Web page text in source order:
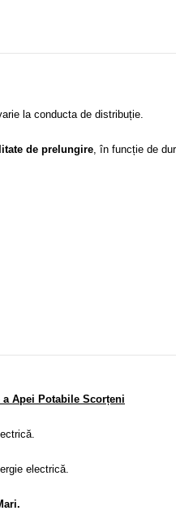
la conducta de distribuție.
de prelungire , în funcție de
Apei Potabile Scorțeni
electrică.